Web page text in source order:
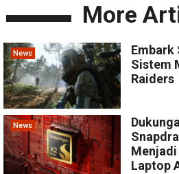
More
News
Embark
Sistem
Raiders
News
Laptop